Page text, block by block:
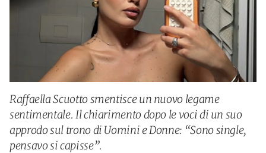
Raffaella Scuotto smentisce un nuovo legame
sentimentale. Il chiarimento dopo le voci di un suo
approdo sul trono di Uomini e Donne: “Sono single,
pensavo si capisse”.